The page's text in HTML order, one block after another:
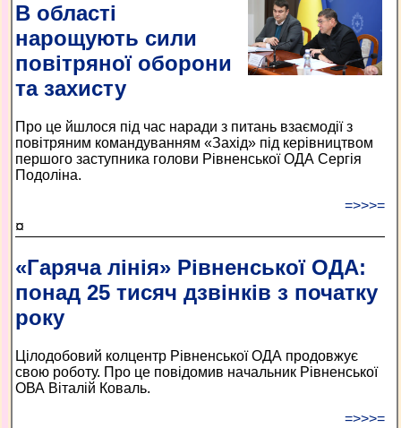
В області
нарощують сили
повітряної оборони
та захисту
Про це йшлося під час наради з питань взаємодії з
повітряним командуванням «Захід» під керівництвом
першого заступника голови Рівненської ОДА Сергія
Подоліна.
=>>>=
¤
«Гаряча лінія» Рівненської ОДА:
понад 25 тисяч дзвінків з початку
року
Цілодобовий колцентр Рівненської ОДА продовжує
свою роботу. Про це повідомив начальник Рівненської
ОВА Віталій Коваль.
=>>>=